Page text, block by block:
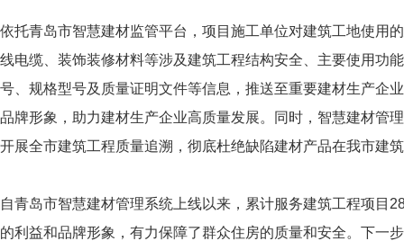
依托青岛市智慧建材监管平台，项目施工单位对建筑工地使用
线电缆、装饰装修材料等涉及建筑工程结构安全、主要使用功
号、规格型号及质量证明文件等信息，推送至重要建材生产企
品牌形象，助力建材生产企业高质量发展。同时，智慧建材管
开展全市建筑工程质量追溯，彻底杜绝缺陷建材产品在我市建
自青岛市智慧建材管理系统上线以来，累计服务建筑工程项目
的利益和品牌形象，有力保障了群众住房的质量和安全。下一